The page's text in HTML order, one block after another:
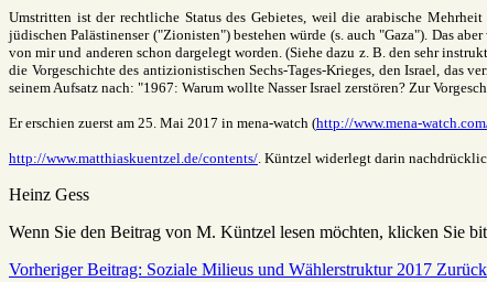
Umstritten ist der rechtliche Status des Gebietes, weil die arabische
jüdischen Palästinenser ("Zionisten") bestehen würde (s. auch "Gaza"). Das
von mir und anderen schon dargelegt worden. (Siehe dazu z. B. den sehr
die Vorgeschichte des antizionistischen Sechs-Tages-Krieges, den Israel, das
seinem Aufsatz nach: "1967: Warum wollte Nasser Israel zerstören? Zur
Er erschien zuerst am 25. Mai 2017 in mena-watch (http://www.mena-
http://www.matthiaskuentzel.de/contents/ . Küntzel widerlegt darin
Heinz Gess
Wenn Sie den Beitrag von M. Küntzel lesen möchten, klicken Sie
Vorheriger Beitrag: Soziale Milieus und Wählerstruktur 2017 Zurück